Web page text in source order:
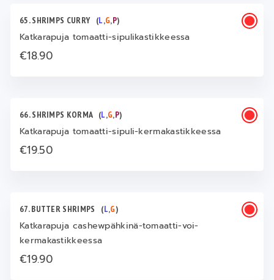
65. SHRIMPS CURRY (L,G,P)
Katkarapuja tomaatti-sipulikastikkeessa
€18.90
66. SHRIMPS KORMA (L,G,P)
Katkarapuja tomaatti-sipuli-kermakastikkeessa
€19.50
67. BUTTER SHRIMPS (L,G)
Katkarapuja cashewpähkinä-tomaatti-voi-
kermakastikkeessa
€19.90